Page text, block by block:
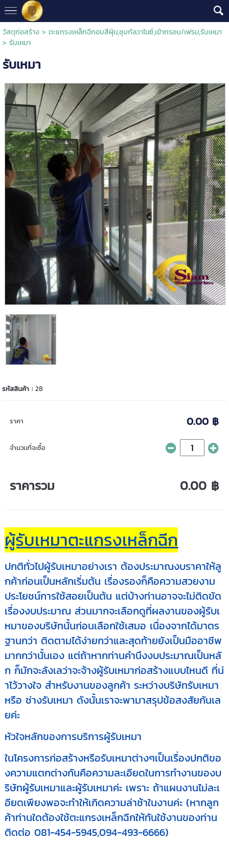
วัสดุก่อสร้าง> ตะแกรงเหล็กฉีกอบสีฝุ่น,ชุบกัลวาไนซ์,เข้ากรอบ/เฟรม,รับเหมา
> รับเหมา
รับเหมา
รหัสสินค้า :28
ราคา 0.00 ฿
จำนวนที่จะซื้อ
ราคารวม 0.00 ฿
ผู้รับเหมาตะแกรงเหล็กฉีก
ปกติทั่วไปผู้รับเหมาอย่างเรา ต้องประมาณงบราคาให้ลู
กค้าก่อนเป็นหลักเริ่มต้น เรื่องรองก็คือความสวยงาม
ประโยชน์การใช้สอยเป็นต้น แต่บ้างท่านอาจจะไม่ติดขัด
เรื่องงบประมาณ ส่วนมากจะเลือกดูที่ผลงานของผู้รับเ
หมาของบริษัทนั้นก่อนเลือกใช้เสมอ เนื่องจากได้มาตร
ฐานกว่า ติดตามได้ง่ายกว่าและสุดท้ายยังเป็นมืออาชีพ
มากกว่านั้นเอง แต่ถ้าหากท่านคำนึงงบประมาณเป็นหลั
ก ก็มักจะลังเลว่าจะจ้างผู้รับเหมาก่อสร้างแบบไหนดี ที่น่
าไว้วางใจ สำหรับงานของลูกค้า ระหว่างบริษัทรับเหมา
หรือ ช่างรับเหมา ดังนั้นเราจะพามาสรุปข้อสงสัยกันเล
ยค่ะ
หัวใจหลักของการบริการผู้รับเหมา
ในโครงการก่อสร้างหรือรับเหมาต่างๆเป็นเรื่องปกติขอ
งความแตกต่างกันคือความละเอียดในการทำงานของบ
ริษัทผู้รับเหมาและผู้รับเหมาค่ะ เพราะ ถ้าแผนงานไม่ละเ
อียดเพียงพอจะทำให้เกิดความล่าช้าในงานค่ะ (หากลูก
ค้าท่านใดต้องใช้ตะแกรงเหล็กฉีกให้ทันใช้งานของท่าน
ติดต่อ 081-454-5945,094-493-6666)